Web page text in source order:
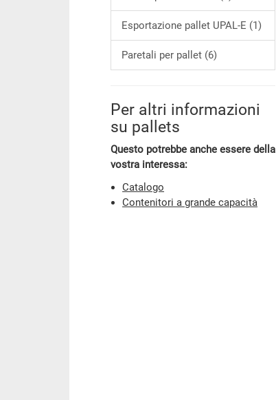
Esportazione pallet UPAL-E (1)
Paretali per pallet (6)
Per altri informazioni
su pallets
Questo potrebbe anche essere della
vostra interessa:
Catalogo
Contenitori a grande capacità